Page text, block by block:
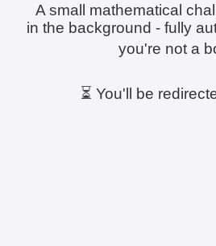
A small mathematical
in the background - fully
you're not a
⏳ You'll be